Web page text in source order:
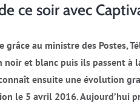
ce soir avec
au ministre des Postes,
et blanc puis ils passent à
ensuite une évolution
le 5 avril 2016. Aujourd’hui